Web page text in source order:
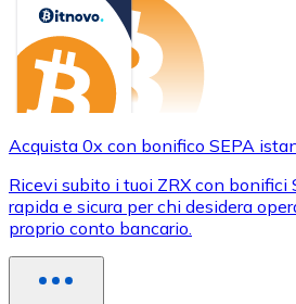
Acquista 0x con bonifico SEPA
Ricevi subito i tuoi ZRX con bonifici
rapida e sicura per chi desidera
proprio conto bancario.